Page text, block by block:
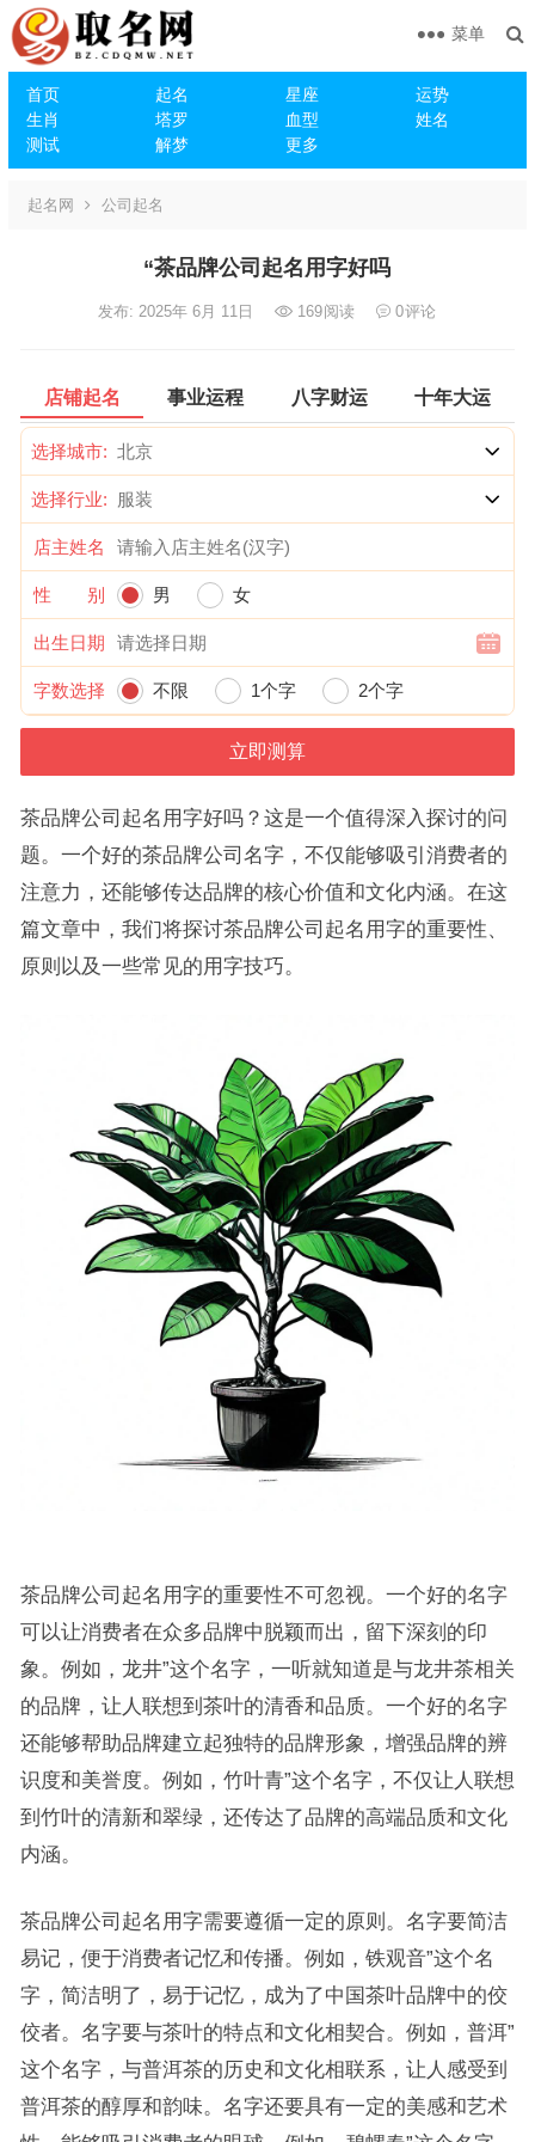
首页 起名 星座
运势
生肖
塔罗 血型
姓名
测试
解梦 更多
菜单
起名网 公司起名
“茶品牌公司起名用字好吗
发布: 2025年 6月 11日 169阅读 0评论
店铺起名 事业运程 八字财运 十年大运
选择城市:
选择行业:
店主姓名
性 别 男 女
出生日期
字数选择 不限 1个字 2个字
茶品牌公司起名用字好吗？这是一个值得深入探讨的问
题。一个好的茶品牌公司名字，不仅能够吸引消费者的
注意力，还能够传达品牌的核心价值和文化内涵。在这
篇文章中，我们将探讨茶品牌公司起名用字的重要性、
原则以及一些常见的用字技巧。
茶品牌公司起名用字的重要性不可忽视。一个好的名字
可以让消费者在众多品牌中脱颖而出，留下深刻的印
象。例如，龙井”这个名字，一听就知道是与龙井茶相关
的品牌，让人联想到茶叶的清香和品质。一个好的名字
还能够帮助品牌建立起独特的品牌形象，增强品牌的辨
识度和美誉度。例如，竹叶青”这个名字，不仅让人联想
到竹叶的清新和翠绿，还传达了品牌的高端品质和文化
内涵。
茶品牌公司起名用字需要遵循一定的原则。名字要简洁
易记，便于消费者记忆和传播。例如，铁观音”这个名
字，简洁明了，易于记忆，成为了中国茶叶品牌中的佼
佼者。名字要与茶叶的特点和文化相契合。例如，普洱”
这个名字，与普洱茶的历史和文化相联系，让人感受到
普洱茶的醇厚和韵味。名字还要具有一定的美感和艺术